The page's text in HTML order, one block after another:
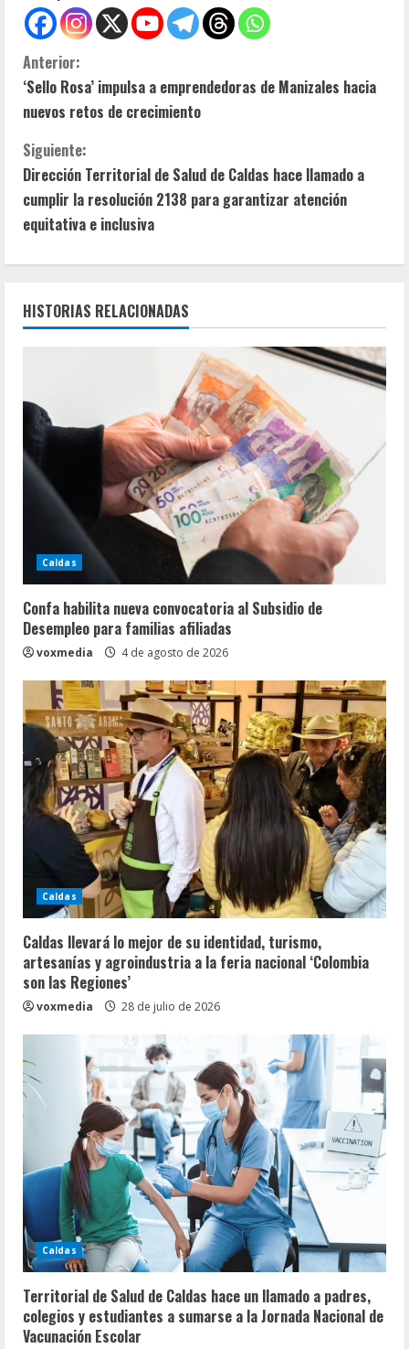
S
i
g
u
e
l
e
y
n
d
o
Anterior:
‘Sello Rosa’ impulsa a emprendedoras de Manizales hacia
nuevos retos de crecimiento
Siguiente:
Dirección Territorial de Salud de Caldas hace llamado a
cumplir la resolución 2138 para garantizar atención
equitativa e inclusiva
HISTORIAS RELACIONADAS
Caldas
Confa habilita nueva convocatoria al Subsidio de
Desempleo para familias afiliadas
voxmedia 4 de agosto de 2026
Caldas
Caldas llevará lo mejor de su identidad, turismo,
artesanías y agroindustria a la feria nacional ‘Colombia
son las Regiones’
voxmedia 28 de julio de 2026
Caldas
Territorial de Salud de Caldas hace un llamado a padres,
colegios y estudiantes a sumarse a la Jornada Nacional de
Vacunación Escolar